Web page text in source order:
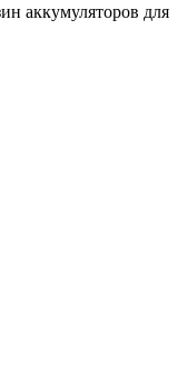
аккумуляторов для